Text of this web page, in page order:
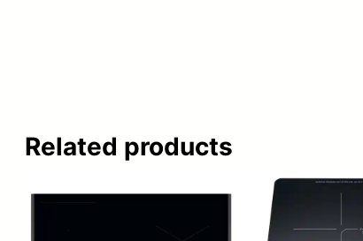
Related products